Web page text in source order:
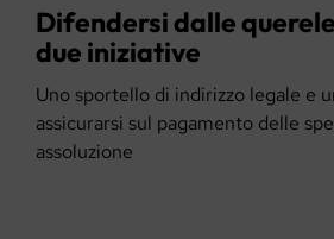
Difendersi dalle
due iniziative
Uno sportello di indirizzo legale e
assicurarsi sul pagamento delle
assoluzione